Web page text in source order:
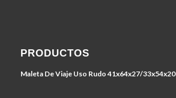
PRODUCTOS
Maleta De Viaje Uso Rudo 41x64x27/33x54x20